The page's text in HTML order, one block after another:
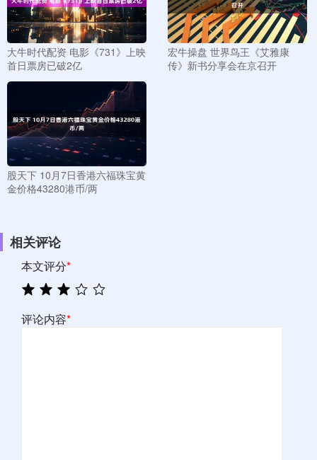
大牛时代配资 电影《731》上映
首日票房已破2亿
宏牛操盘 世界鸟王《艾雅康
传》新书分享会在京召开
股天下 10月7日香港六福珠宝黄
金价格43280港币/两
相关评论
本文评分*
评论内容*